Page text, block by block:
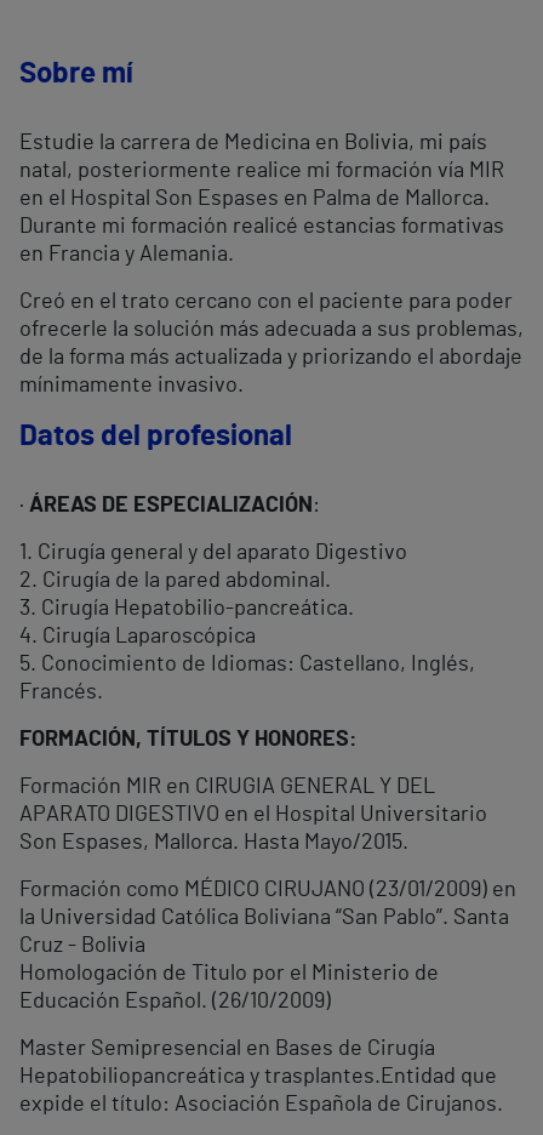
Sobre mí
Estudie la carrera de Medicina en Bolivia, mi país
natal, posteriormente realice mi formación vía MIR
en el Hospital Son Espases en Palma de Mallorca.
Durante mi formación realicé estancias formativas
en Francia y Alemania.
Creó en el trato cercano con el paciente para poder
ofrecerle la solución más adecuada a sus problemas,
de la forma más actualizada y priorizando el abordaje
mínimamente invasivo.
Datos del profesional
· ÁREAS DE ESPECIALIZACIÓN :
1. Cirugía general y del aparato Digestivo
2. Cirugía de la pared abdominal.
3. Cirugía Hepatobilio-pancreática.
4. Cirugía Laparoscópica
5. Conocimiento de Idiomas: Castellano, Inglés,
Francés.
FORMACIÓN, TÍTULOS Y HONORES:
Formación MIR en CIRUGIA GENERAL Y DEL
APARATO DIGESTIVO en el Hospital Universitario
Son Espases, Mallorca. Hasta Mayo/2015.
Formación como MÉDICO CIRUJANO (23/01/2009) en
la Universidad Católica Boliviana “San Pablo”. Santa
Cruz - Bolivia
Homologación de Titulo por el Ministerio de
Educación Español. (26/10/2009)
Master Semipresencial en Bases de Cirugía
Hepatobiliopancreática y trasplantes.Entidad que
expide el título: Asociación Española de Cirujanos.